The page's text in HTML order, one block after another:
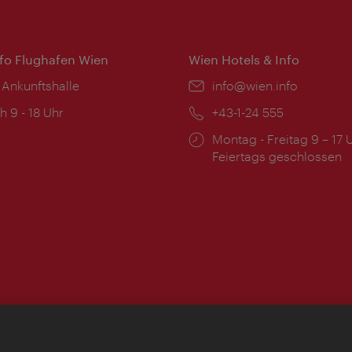
Flughafen Wien
9 - 18 Uhr
Wien Hotels & Info
Email:
info@wien.info
Telefon:
+43-1-24 555
Öffnungszeiten:
Montag - Freitag 9 – 17
Feiertags geschlossen